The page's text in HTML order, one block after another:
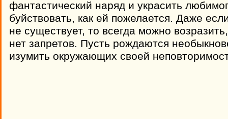
фантастический наряд и украсить
буйствовать, как ей пожелается. Даже
не существует, то всегда можно
нет запретов. Пусть рождаются
изумить окружающих своей